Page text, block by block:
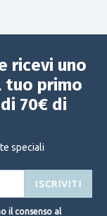
ricevi uno
tuo primo
70€ di
speciali
ISCRIVITI
il consenso al